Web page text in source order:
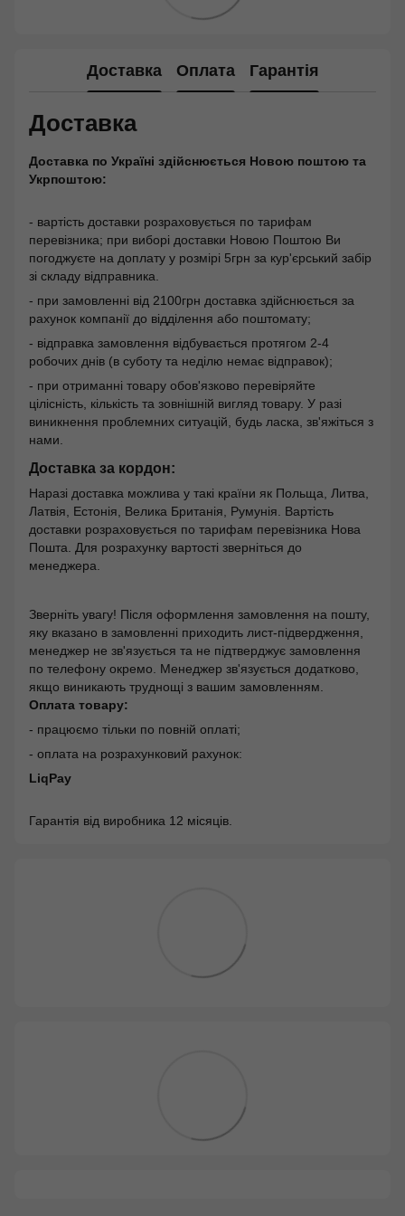
Доставка Оплата Гарантія
Доставка
Доставка по Україні здійснюється Новою поштою та
Укрпоштою:
- вартість доставки розраховується по тарифам
перевізника; при виборі доставки Новою Поштою Ви
погоджуєте на доплату у розмірі 5грн за кур'єрський забір
зі складу відправника.
- при замовленні від 2100грн доставка здійснюється за
рахунок компанії до відділення або поштомату;
- відправка замовлення відбувається протягом 2-4
робочих днів (в суботу та неділю немає відправок);
- при отриманні товару обов'язково перевіряйте
цілісність, кількість та зовнішній вигляд товару. У разі
виникнення проблемних ситуацій, будь ласка, зв'яжіться з
нами.
Доставка за кордон:
Наразі доставка можлива у такі країни як Польща, Литва,
Латвія, Естонія, Велика Британія, Румунія. Вартість
доставки розраховується по тарифам перевізника Нова
Пошта. Для розрахунку вартості зверніться до
менеджера.
Зверніть увагу! Після оформлення замовлення на пошту,
яку вказано в замовленні приходить лист-підвердження,
менеджер не зв'язується та не підтверджує замовлення
по телефону окремо. Менеджер зв'язується додатково,
якщо виникають труднощі з вашим замовленням.
Оплата товару:
- працюємо тільки по повній оплаті;
- оплата на розрахунковий рахунок:
LiqPay
Гарантія від виробника 12 місяців.